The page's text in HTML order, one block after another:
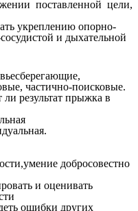
поставленной цели,
укреплению опорно-
и дыхательной
частично-поисковые.
ли результат прыжка в
добросовестно
и оценивать
ошибки других